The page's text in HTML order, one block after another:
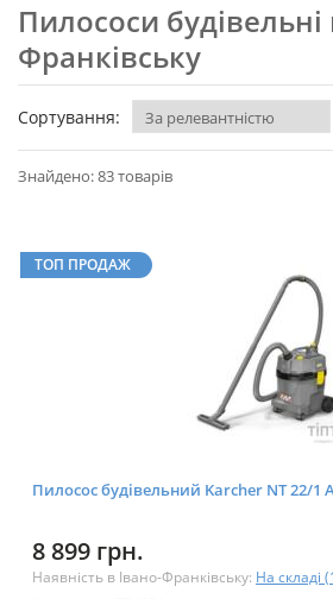
Пилососи будівельні
Франківську
Сортування:
Знайдено: 83 товарів
ТОП ПРОДАЖ
Пилосос будівельний Karcher NT 22/1
8 899 грн.
Наявність в Івано-Франківську: На складі